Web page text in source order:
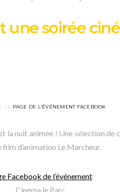
une soirée
LA PAGE DE L’ÉVÉNEMENT FACEBOOK
la nuit animée ! Une sélection
d’animation Le Marcheur.
Facebook de l’événement
Cinéma le Parc